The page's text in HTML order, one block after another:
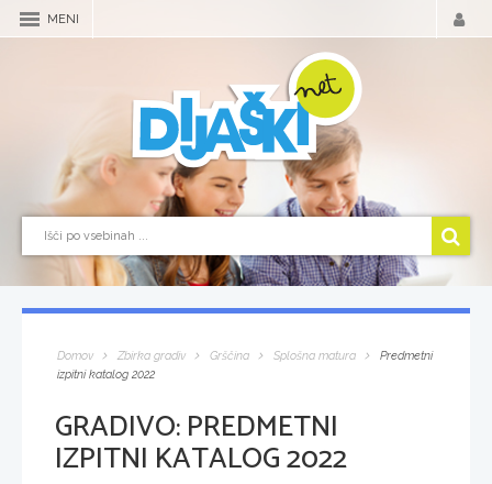
MENI
Domov Zbirka gradiv Grščina Splošna matura
Predmetni
izpitni katalog 2022
GRADIVO:PREDMETNI
IZPITNI KATALOG 2022